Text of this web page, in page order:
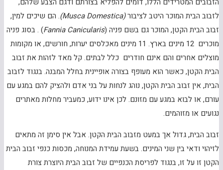
לזבוב הבית המוכר היטב לציבור(Musca Domestica)
. הם שיכים למין,
זבוב הבית הקטן, המוכר גם בשם פניה (Fannia Canicularis) . בסוג פניה
מוכרים 12 מינים בארץ. 11 מינים מאכלסים יערות, חורשים, או מקומות
מוצלים אחרים והם אינם חודרים כלל לבתים. קל מאד לזהות את זבוב
הבית הקטן, כאשר הוא מעופף בצורה אופיינית בחלל המבנה. בנגוד לזבוב
הבית, אין זבוב הבית הקטן, נוהג לנחות על בני אדם ולהציק להם במגע עם
עורם, או לבוא במגע עם מזונם. לכן אינו ידוע, כמעביר מחלות מאתרים
נגועים או מזוהמים.
זבוב הבית, גדול אך במעט מזבוב הבית הקטן. אבל אין סימן זה מתאים
לזיהוי ודאי בין שני המינים. בשעת עמידת המנוחה, מכסות כנפי זבוב הבית
הקטן זו על זו, בנגוד לפריסת הכנפיים של זבוב הבית היוצרת צורת